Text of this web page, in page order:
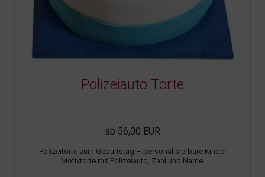
Polizeiauto Torte
ab 56,00 EUR
Polizeitorte zum Geburtstag – personalisierbare Kinder
Motivtorte mit Polizeiauto, Zahl und Name.